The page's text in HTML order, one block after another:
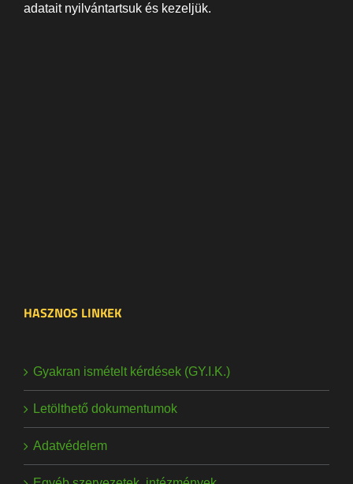
adatait nyilvántartsuk és kezeljük.
HASZNOS LINKEK
Gyakran ismételt kérdések (GY.I.K.)
Letölthető dokumentumok
Adatvédelem